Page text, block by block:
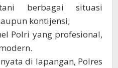
berbagai situasi
kontijensi;
Polri yang profesional,
di lapangan, Polres